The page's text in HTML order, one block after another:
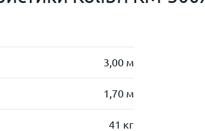
3,00 м
1,70 м
41 кг